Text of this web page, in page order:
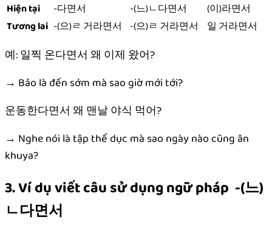
Hiện tại
-다면서 -(느)ㄴ다면서
(이)라면서
Tương lai -(으)ㄹ 거라면서 -(으)ㄹ 거라면서 일 거라면서
예: 일찍 온다면서 왜 이제 왔어?
→ Bảo là đến sớm mà sao giờ mới tới?
운동한다면서 왜 맨날 야식 먹어?
→ Nghe nói là tập thể dục mà sao ngày nào cũng ăn
khuya?
3. Ví dụ viết câu sử dụng ngữ pháp -(느)
ㄴ다면서